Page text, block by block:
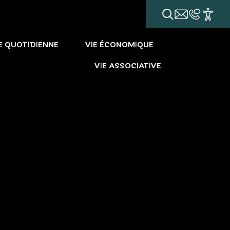
QUOTIDIENNE VIE ÉCONOMIQUE
VIE ASSOCIATIVE